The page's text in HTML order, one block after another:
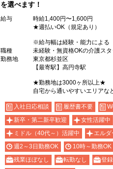
を選べます！
給与
時給1,400円〜1,600円
★週払いOK（規定あり）
※給与幅は経験・能力による
職種
未経験・無資格OKの介護スタ
勤務地
東京都杉並区
【最寄駅】高円寺駅
★勤務地は3000ヶ所以上★
自宅から通いやすいエリアな
入社日応相談 履歴書不要
新卒・第二新卒歓迎
女性活躍中
ミドル（40代～）活躍中
エル
週2～3日勤務OK
10時～勤務OK
残業ほぼなし
転勤なし 登